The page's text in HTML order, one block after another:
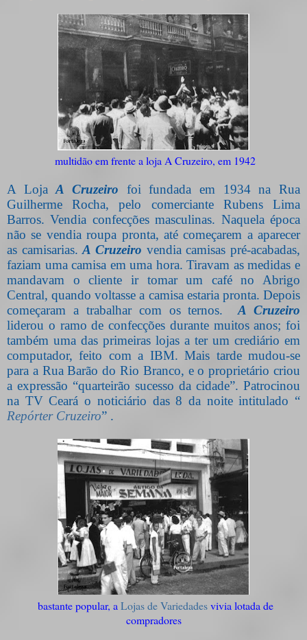
multidão em frente a loja A Cruzeiro, em 1942
A LojaA Cruzeiro foi fundada em 1934 na Rua
Guilherme Rocha, pelo comerciante Rubens Lima
Barros. Vendia confecções masculinas. Naquela época
não se vendia roupa pronta, até começarem a aparecer
as camisarias.A Cruzeiro vendia camisas pré-acabadas,
faziam uma camisa em uma hora. Tiravam as medidas e
mandavam o cliente ir tomar um café no Abrigo
Central, quando voltasse a camisa estaria pronta. Depois
começaram a trabalhar com os ternos.
A Cruzeiro
liderou o ramo de confecções durante muitos anos; foi
também uma das primeiras lojas a ter um crediário em
computador, feito com a IBM. Mais tarde mudou-se
para a Rua Barão do Rio Branco, e o proprietário criou
a expressão “quarteirão sucesso da cidade”. Patrocinou
na TV Ceará o noticiário das 8 da noite intitulado “
Repórter Cruzeiro” .
bastante popular, a Lojas de Variedadesvivia lotada de
compradores